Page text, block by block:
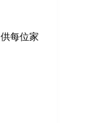
每位家